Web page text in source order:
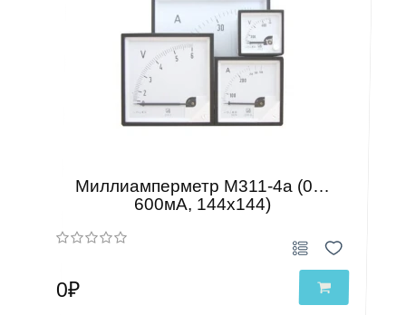
Миллиамперметр М311-4а (0…
600мА, 144х144)
0₽